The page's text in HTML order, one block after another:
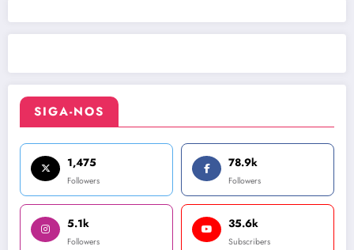
SIGA-NOS
1,475
Followers
78.9k
Followers
5.1k
Followers
35.6k
Subscribers